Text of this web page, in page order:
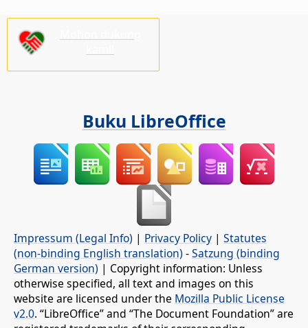
Buku LibreOffice
Impressum (Legal Info) | Privacy Policy | Statutes
(non-binding English translation) -Satzung (binding
German version) | Copyright information: Unless
otherwise specified, all text and images on this
website are licensed under the Mozilla Public License
v2.0. “LibreOffice” and “The Document Foundation” are